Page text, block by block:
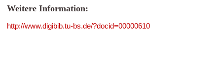
Weitere Information:
http://www.digibib.tu-bs.de/?docid=00000610